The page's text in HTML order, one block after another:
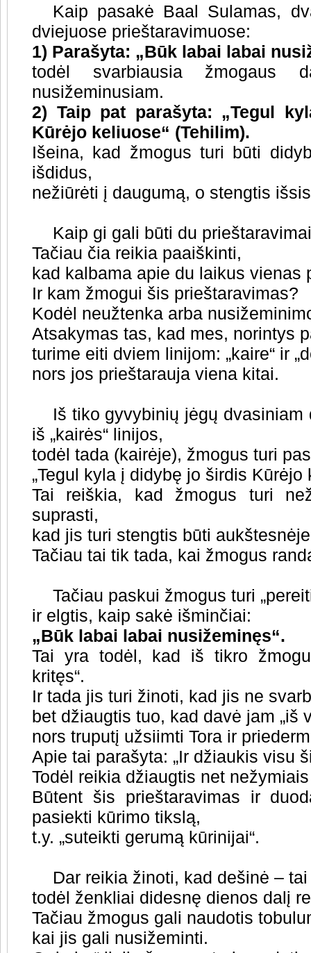
Kaip pasakė Baal Sulamas,
dviejuose prieštaravimuose:
1) Parašyta: „Būk labai labai
todėl svarbiausia žmogaus
nusižeminusiam.
2) Taip pat parašyta: „Tegul
Kūrėjo keliuose“ (Tehilim).
Išeina, kad žmogus turi būti
išdidus,
nežiūrėti į daugumą, o stengtis
Kaip gi gali būti du
Tačiau čia reikia paaiškinti,
kad kalbama apie du laikus vienas
Ir kam žmogui šis prieštaravimas?
Kodėl neužtenka arba
Atsakymas tas, kad mes, norintys
turime eiti dviem linijom: „kaire“ ir
nors jos prieštarauja viena kitai.
Iš tiko gyvybinių jėgų dvasiniam
iš „kairės“ linijos,
todėl tada (kairėje), žmogus turi
„Tegul kyla į didybę jo širdis Kūrėjo
Tai reiškia, kad žmogus turi
suprasti,
kad jis turi stengtis būti
Tačiau tai tik tada, kai žmogus
Tačiau paskui žmogus turi
ir elgtis, kaip sakė išminčiai:
„Būk labai labai nusižeminęs“.
Tai yra todėl, kad iš tikro
kritęs“.
Ir tada jis turi žinoti, kad jis ne
bet džiaugtis tuo, kad davė jam „iš
nors truputį užsiimti Tora ir
Apie tai parašyta: „Ir džiaukis visu
Todėl reikia džiaugtis net
Būtent šis prieštaravimas ir
pasiekti kūrimo tikslą,
t.y. „suteikti gerumą kūrinijai“.
Dar reikia žinoti, kad dešinė –
todėl ženkliai didesnę dienos dalį
Tačiau žmogus gali naudotis
kai jis gali nusižeminti.